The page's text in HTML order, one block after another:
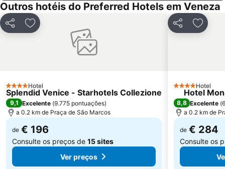
Outros hotéis do Preferred Hotels em Veneza
PartilharAdicionar aos favoritos
4 Estrelas
Hotel
Splendid Venice - Starhotels Collezione
9,1 Excelente (9.775 pontuações)
a 0.2 km de Praça de São Marcos
de € 196
Consulte os preços de 15 sites
Ver preços
Partilhar
4 Estrelas
Hotel
Hotel
8,8 Excelente (
a 0.2 km de
de € 284
Consulte os